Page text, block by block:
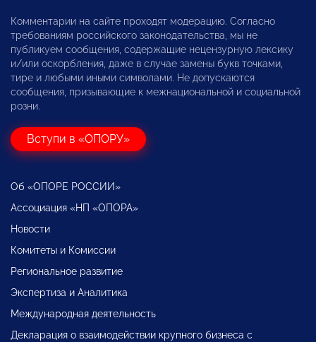
Комментарии на сайте проходят модерацию. Согласно
требованиям российского законодательства, мы не
публикуем сообщения, содержащие нецензурную лексику
и/или оскорбления, даже в случае замены букв точками,
тире и любыми иными символами. Не допускаются
сообщения, призывающие к межнациональной и социальной
розни.
Вступи в «ОПОРУ»
Об «ОПОРЕ РОССИИ»
Ассоциация «НП «ОПОРА»
Новости
Комитеты и Комиссии
Региональное развитие
Экспертиза и Аналитика
Международная деятельность
Декларация о взаимодействии крупного бизнеса с